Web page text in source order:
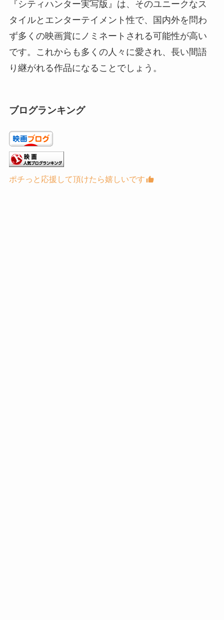
『シティハンター実写版』は、そのユニークなス
タイルとエンターテイメント性で、国内外を問わ
ず多くの映画賞にノミネートされる可能性が高い
です。これからも多くの人々に愛され、長い間語
り継がれる作品になることでしょう。
ブログランキング
ポチっと応援して頂けたら嬉しいです